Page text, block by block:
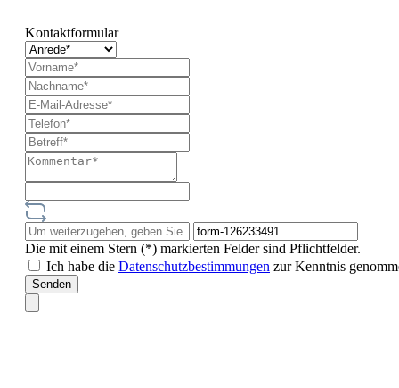
Kontaktformular
Die mit einem Stern (*) markierten Felder sind Pflichtfelder.
Ich habe die Datenschutzbestimmungen zur Kenntnis
Senden